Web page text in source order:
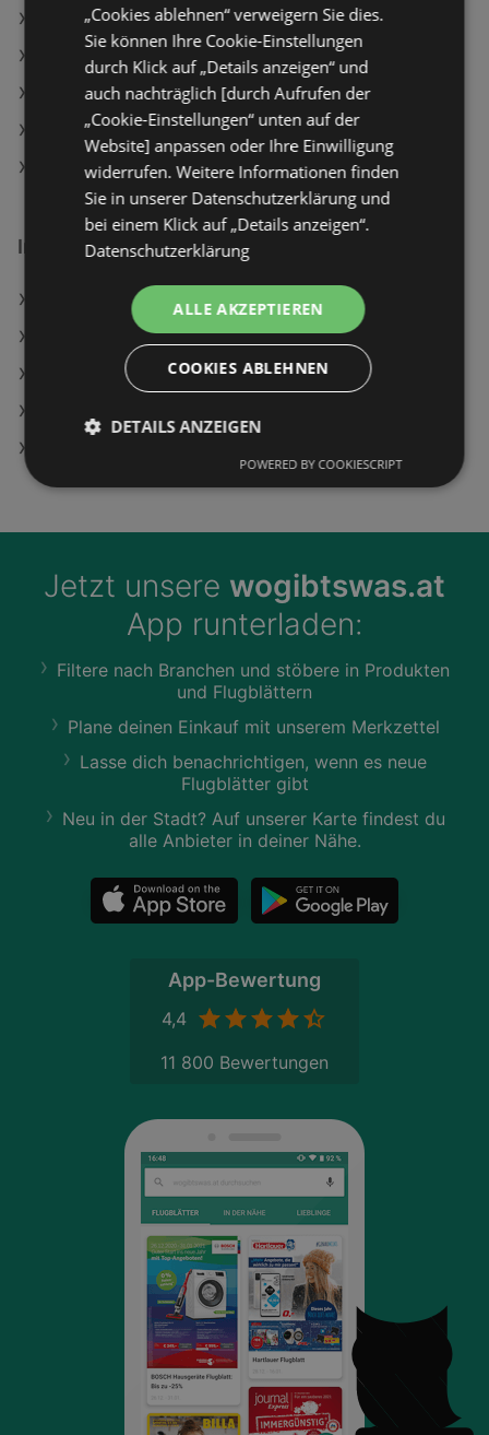
MPREIS Angebote
Maximarkt Angebote
ADEG Angebote
SPAR Angebote
HOFER Angebote
Interessantes auf wogibtswas.at
Unimarkt in Wartberg ob der Aist
Samsung Galaxy S26, 256 GB, Sky Blue, Dual SIM
Müller Filialen in Bürs
Jetzt unsere wogibtswas.at
App runterladen:
Filtere nach Branchen und stöbere in Produkten
und Flugblättern
Plane deinen Einkauf mit unserem Merkzettel
Lasse dich benachrichtigen, wenn es neue
Flugblätter gibt
Neu in der Stadt? Auf unserer Karte findest du
alle Anbieter in deiner Nähe.
App-Bewertung
4,4
11 800 Bewertungen
„Cookies ablehnen“ verweigern Sie dies.
Sie können Ihre Cookie-Einstellungen
durch Klick auf „Details anzeigen“ und
auch nachträglich [durch Aufrufen der
„Cookie-Einstellungen“ unten auf der
Website] anpassen oder Ihre Einwilligung
widerrufen. Weitere Informationen finden
Sie in unserer Datenschutzerklärung und
bei einem Klick auf „Details anzeigen“.
Datenschutzerklärung
ALLE AKZEPTIEREN
COOKIES ABLEHNEN
DETAILS ANZEIGEN
POWERED BY COOKIESCRIPT